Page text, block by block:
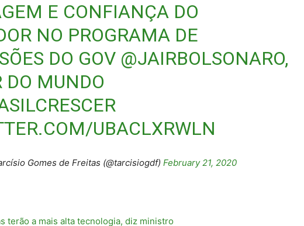
E CONFIANÇA DO
NO PROGRAMA DE
DO GOV @JAIRBOLSONARO,
DO MUNDO
UBACLXRWLN
Gomes de Freitas (@tarcisiogdf) February 21, 2020
terão a mais alta tecnologia, diz ministro